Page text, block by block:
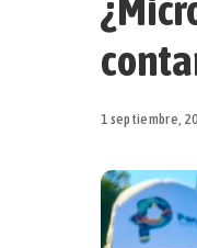
1 septiembre,